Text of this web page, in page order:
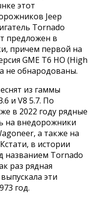
этот
Jeep
Tornado
предложен в
причем первой на
GME T6 HO (High
не обнародованы.
из гаммы
и V8 5.7. По
в 2022 году рядные
на внедорожники
а также на
в истории
названием Tornado
раз рядная
эти
год.